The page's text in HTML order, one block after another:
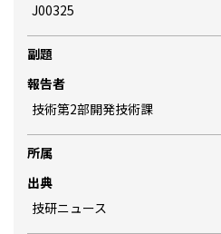
J00325
副題
報告者
技術第2部開発技術課
所属
出典
技研ニュース